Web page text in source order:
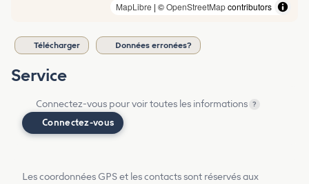
MapLibre | ©OpenStreetMapcontributors
Télécharger Données erronées?
Service
Connectez-vous pour voir toutes les informations ?
Connectez-vous
Les coordonnées GPS et les contacts sont réservés aux